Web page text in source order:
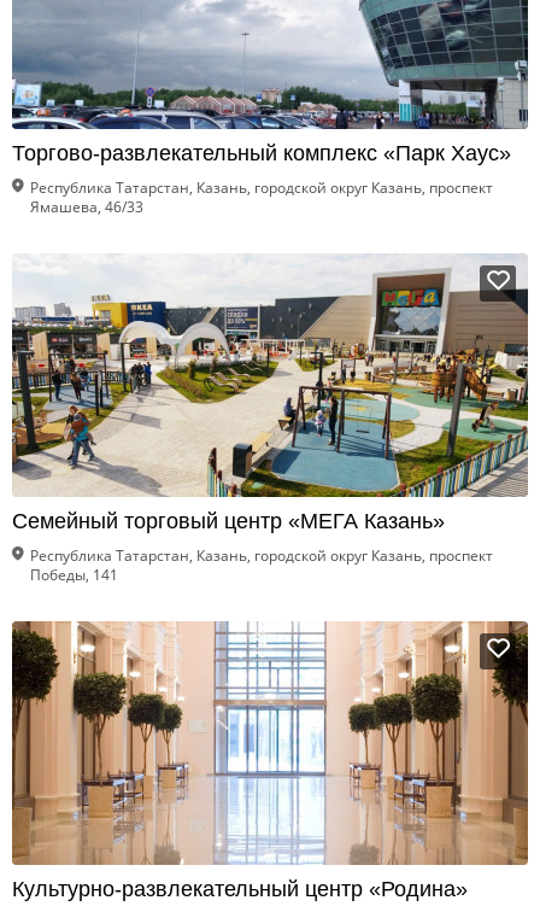
Торгово-развлекательный комплекс «Парк Хаус»
Республика Татарстан, Казань, городской округ Казань, проспект
Ямашева, 46/33
Семейный торговый центр «МЕГА Казань»
Республика Татарстан, Казань, городской округ Казань, проспект
Победы, 141
Культурно-развлекательный центр «Родина»